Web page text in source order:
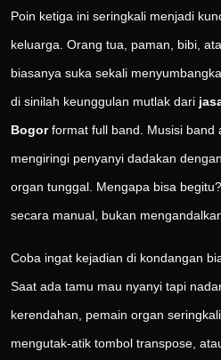
Poin ketiga ini seringkali menjadi
keluarga. Orang tua, paman, bibi,
biasanya suka sekali
di sinilah keunggulan mutlak dari
Bogorformat full band. Musisi band
mengiringi penyanyi dadakan
organ tunggal. Mengapa bisa
secara manual, bukan
Coba ingat kejadian di kondangan
Saat ada tamu mau nyanyi tapi
kerendahan, pemain organ
mengutak-atik tombol transpose,